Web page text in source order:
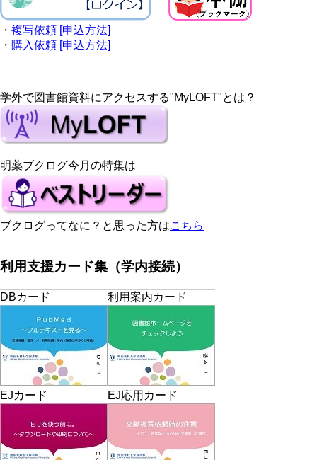
・ 複写依頼 [申込方法]
・ 購入依頼 [申込方法]
学外で図書館資料にアクセスする"MyLOFT"とは？
明薬ブクログ今月の特集は
ブクログってなに？と思った方はこちら
利用支援カード集（学内接続）
DBカード 利用案内カード
EJカード EJ応用カード